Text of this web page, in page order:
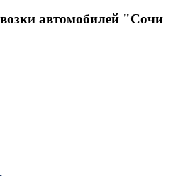
автомобилей "Сочи